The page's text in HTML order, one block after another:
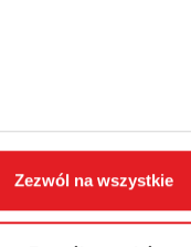
Zezwól na wszystkie